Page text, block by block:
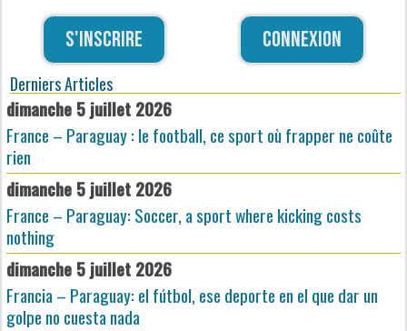
S'inscrire Connexion
Derniers Articles
dimanche 5 juillet 2026
France – Paraguay : le football, ce sport où frapper ne coûte
rien
dimanche 5 juillet 2026
France – Paraguay: Soccer, a sport where kicking costs
nothing
dimanche 5 juillet 2026
Francia – Paraguay: el fútbol, ese deporte en el que dar un
golpe no cuesta nada